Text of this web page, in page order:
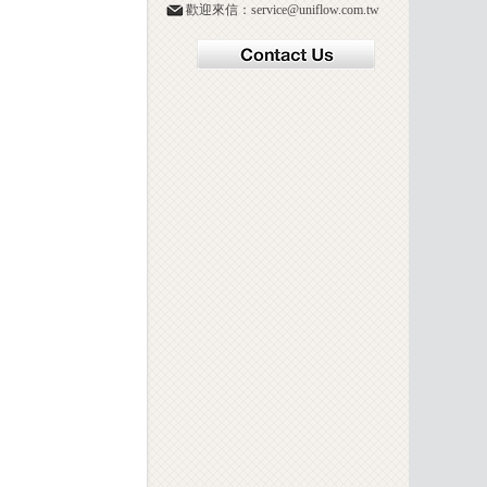
歡迎來信：service@uniflow.com.tw